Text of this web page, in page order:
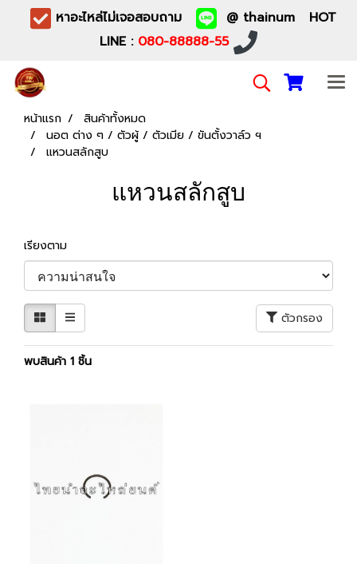
หาอะไหล่ไม่เจอสอบถาม
@ thainum HOT
LINE : 080-88888-55
หน้าแรก
สินค้าทั้งหมด
นอต ต่าง ๆ / ตัวผู้ / ตัวเมีย / ขันตั้งวาล์ว ฯ
แหวนสลักสูบ
แหวนสลักสูบ
เรียงตาม
ตัวกรอง
พบสินค้า 1 ชิ้น